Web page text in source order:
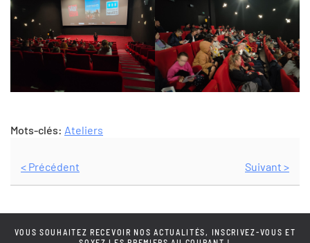
Mots-clés: Ateliers
< Précédent Suivant >
VOUS SOUHAITEZ RECEVOIR NOS ACTUALITÉS, INSCRIVEZ-VOUS ET